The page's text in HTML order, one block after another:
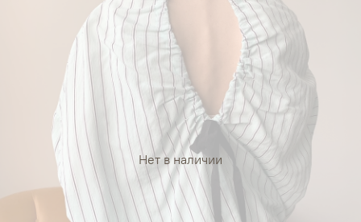
Нет в наличии